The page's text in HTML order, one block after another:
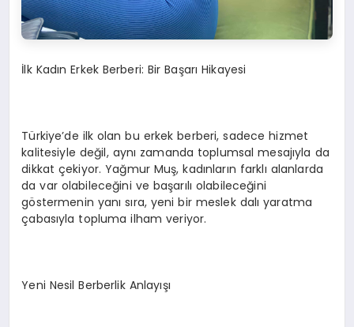
İlk Kadın Erkek Berberi: Bir Başarı Hikayesi
Türkiye’de ilk olan bu erkek berberi, sadece hizmet
kalitesiyle değil, aynı zamanda toplumsal mesajıyla da
dikkat çekiyor. Yağmur Muş, kadınların farklı alanlarda
da var olabileceğini ve başarılı olabileceğini
göstermenin yanı sıra, yeni bir meslek dalı yaratma
çabasıyla topluma ilham veriyor.
Yeni Nesil Berberlik Anlayışı